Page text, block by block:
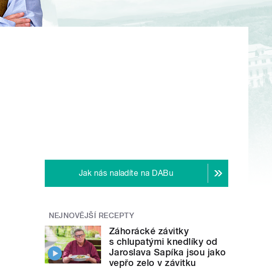
Jak nás naladíte na DABu
NEJNOVĚJŠÍ RECEPTY
Záhorácké závitky
s chlupatými knedlíky od
Jaroslava Sapíka jsou jako
vepřo zelo v závitku